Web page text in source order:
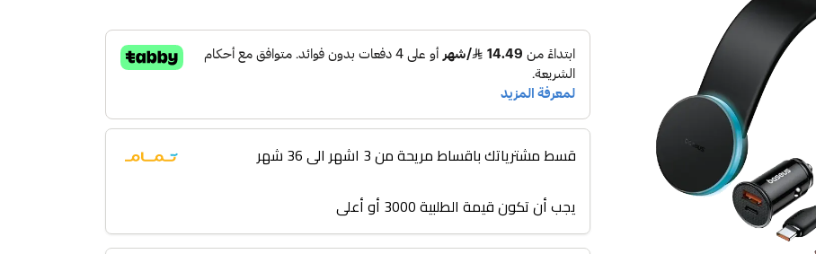
قسط مشترياتك باقساط مريحة من 3 اشهر الى 36 شهر
يجب أن تكون قيمة الطلبية 3000 أو أعلى